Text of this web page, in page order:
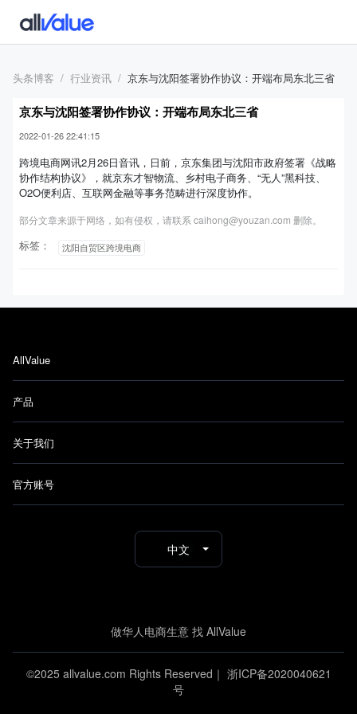
头条博客 行业资讯 京东与沈阳签署协作协议：开端布局东北三省
京东与沈阳签署协作协议：开端布局东北三省
2022-01-26 22:41:15
跨境电商网讯2月26日音讯，日前，京东集团与沈阳市政府签署《战略
协作结构协议》，就京东才智物流、乡村电子商务、“无人”黑科技、
O2O便利店、互联网金融等事务范畴进行深度协作。
部分文章来源于网络，如有侵权，请联系 caihong@youzan.com 删除。
标签： 沈阳自贸区跨境电商
AllValue
产品
关于我们
官方账号
中文
做华人电商生意 找 AllValue
©2025 allvalue.com Rights Reserved｜ 浙ICP备2020040621
号